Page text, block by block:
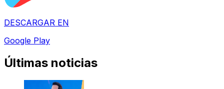
DESCARGAR EN
Google Play
Últimas noticias